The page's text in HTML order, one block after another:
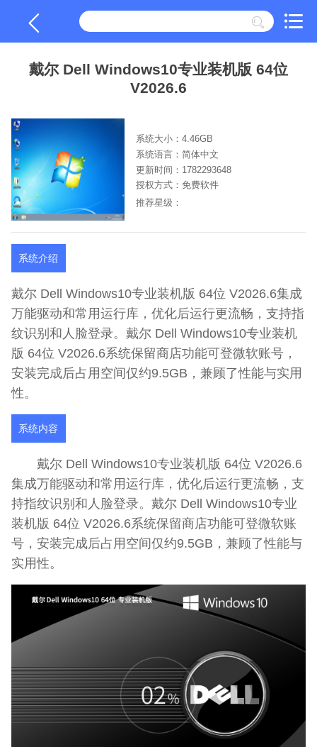
戴尔 Dell Windows10专业装机版 64位
V2026.6
系统大小：4.46GB
系统语言：简体中文
更新时间：1782293648
授权方式：免费软件
推荐星级：
系统介绍
戴尔 Dell Windows10专业装机版 64位 V2026.6集成
万能驱动和常用运行库，优化后运行更流畅，支持指
纹识别和人脸登录。戴尔 Dell Windows10专业装机
版 64位 V2026.6系统保留商店功能可登微软账号，
安装完成后占用空间仅约9.5GB，兼顾了性能与实用
性。
系统内容
戴尔 Dell Windows10专业装机版 64位 V2026.6
集成万能驱动和常用运行库，优化后运行更流畅，支
持指纹识别和人脸登录。戴尔 Dell Windows10专业
装机版 64位 V2026.6系统保留商店功能可登微软账
号，安装完成后占用空间仅约9.5GB，兼顾了性能与
实用性。